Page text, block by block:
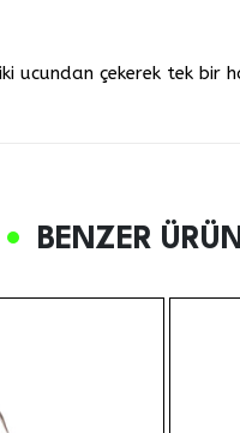
ucundan çekerek tek
BENZER